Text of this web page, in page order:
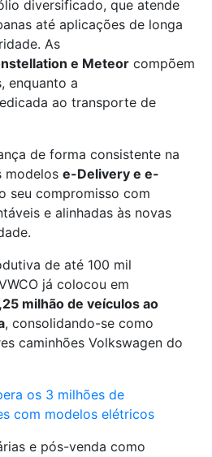
diversificado, que atende
até aplicações de longa
As
e Meteor compõem
enquanto a
ao transporte de
de forma consistente na
modelos e-Delivery e e-
seu compromisso com
e alinhadas às novas
de até 100 mil
já colocou em
milhão de veículos ao
, consolidando-se como
caminhões Volkswagen do
os 3 milhões de
com modelos elétricos
e pós-venda como